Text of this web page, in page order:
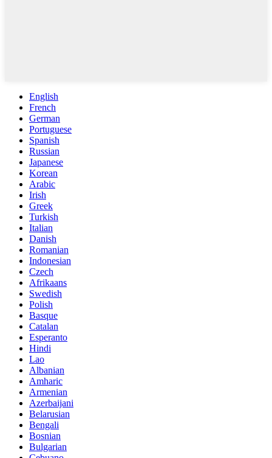
English
French
German
Portuguese
Spanish
Russian
Japanese
Korean
Arabic
Irish
Greek
Turkish
Italian
Danish
Romanian
Indonesian
Czech
Afrikaans
Swedish
Polish
Basque
Catalan
Esperanto
Hindi
Lao
Albanian
Amharic
Armenian
Azerbaijani
Belarusian
Bengali
Bosnian
Bulgarian